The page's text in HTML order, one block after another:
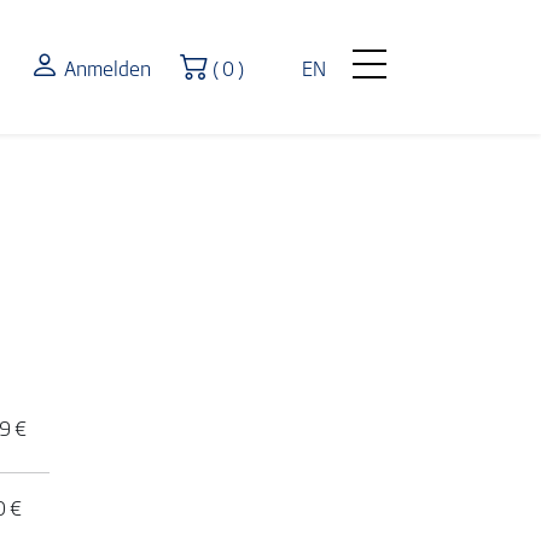
EN
Anmelden Warenkorb
( 0 )
€
€